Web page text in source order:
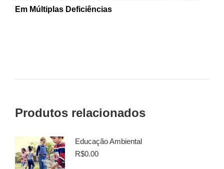
Em Múltiplas Deficiências
Produtos relacionados
Educação Ambiental
R$0.00